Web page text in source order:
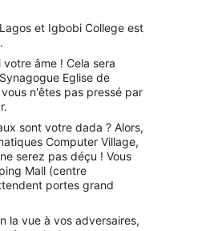
et Igbobi College est
âme ! Cela sera
Eglise de
n'êtes pas pressé par
sont votre dada ? Alors,
Computer Village,
serez pas déçu ! Vous
Mall (centre
portes grand
la vue à vos adversaires,